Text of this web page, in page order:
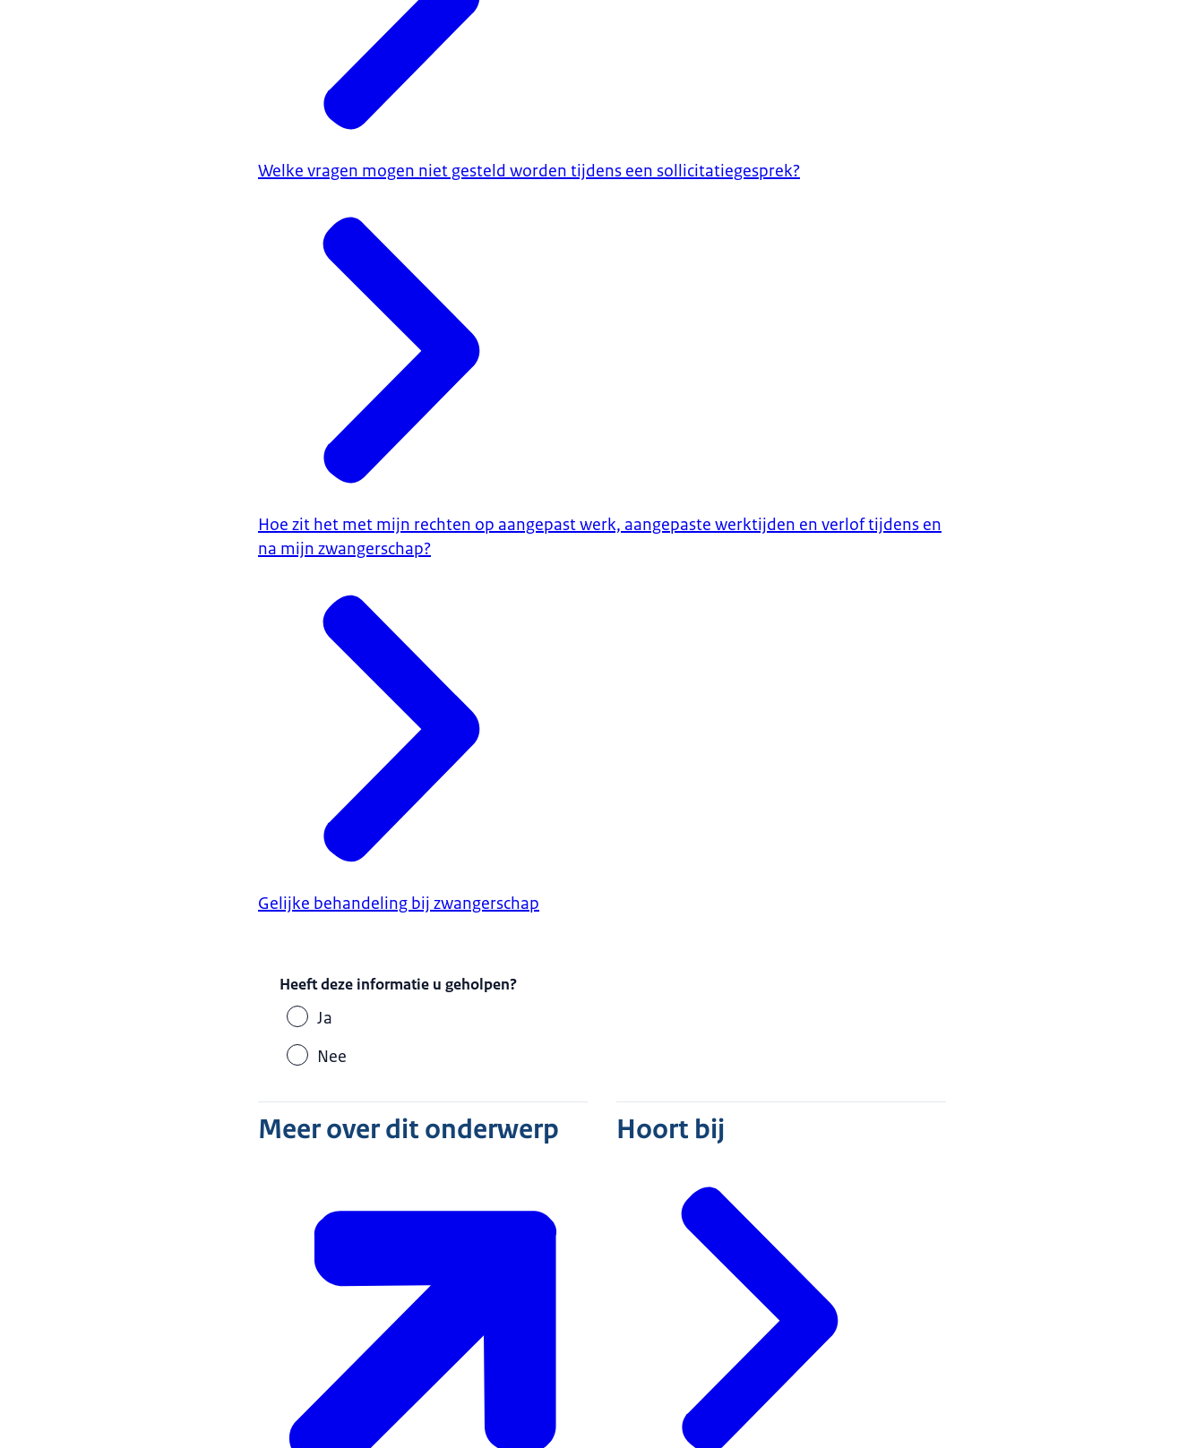
Welke vragen mogen niet gesteld worden tijdens een sollicitatiegesprek?
Hoe zit het met mijn rechten op aangepast werk, aangepaste werktijden en verlof tijdens en
na mijn zwangerschap?
Gelijke behandeling bij zwangerschap
Heeft deze informatie u geholpen?
Ja
Nee
Meer over dit onderwerp Hoort bij